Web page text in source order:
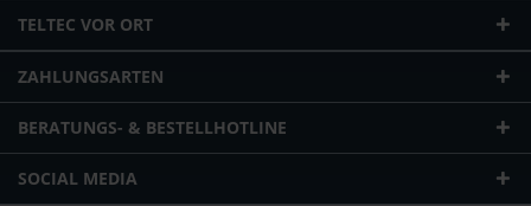
TELTEC VOR ORT
ZAHLUNGSARTEN
BERATUNGS- & BESTELLHOTLINE
SOCIAL MEDIA